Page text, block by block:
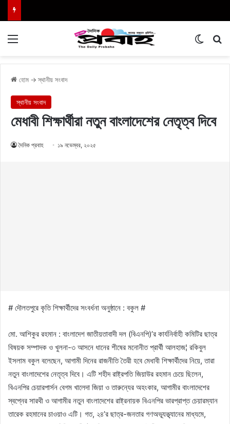
হোম → স্থানীয় সংবাদ
স্থানীয় সংবাদ
মেধাবী শিক্ষার্থীরা নতুন বাংলাদেশের নেতৃত্ব দিবে
দৈনিক প্রবাহ ১৯ নভেম্বর, ২০২৫
# দৌলতপুরে কৃতি শিক্ষার্থীদের সংবর্ধনা অনুষ্ঠানে : বকুল #
মো. আশিকুর রহমান : বাংলাদেশ জাতীয়তাবাদী দল (বিএনপি)’র কার্যনির্বাহী কমিটির ছাত্র
বিষয়ক সম্পাদক ও খুলনা-৩ আসনে ধানের শীষের মনোনীত প্রার্থী আলহাজ¦ রকিবুল
ইসলাম বকুল বলেছেন, আগামী দিনের রাজনীতি তৈরী হবে মেধাবী শিক্ষার্থীদের নিয়ে, তারা
নতুন বাংলাদেশের নেতৃত্ব দিবে। এটি শহীদ রাষ্ট্রপতি জিয়াউর রহমান চেয়ে ছিলেন,
বিএনপির চেয়ারপার্সন বেগম খালেদা জিয়া ও তারুন্যের অহংকার, আগামীর বাংলাদেশের
স্বপ্নের সারথী ও আগামীর নতুন বাংলাদেশের রাষ্ট্রনায়ক বিএনপির ভারপ্রাপ্ত চেয়ারম্যান
তারেক রহমানের চাওয়াও এটি। গত, ২৪’র ছাত্র-জনতার গণঅভ্যূত্থ্যানের মাধ্যমে,